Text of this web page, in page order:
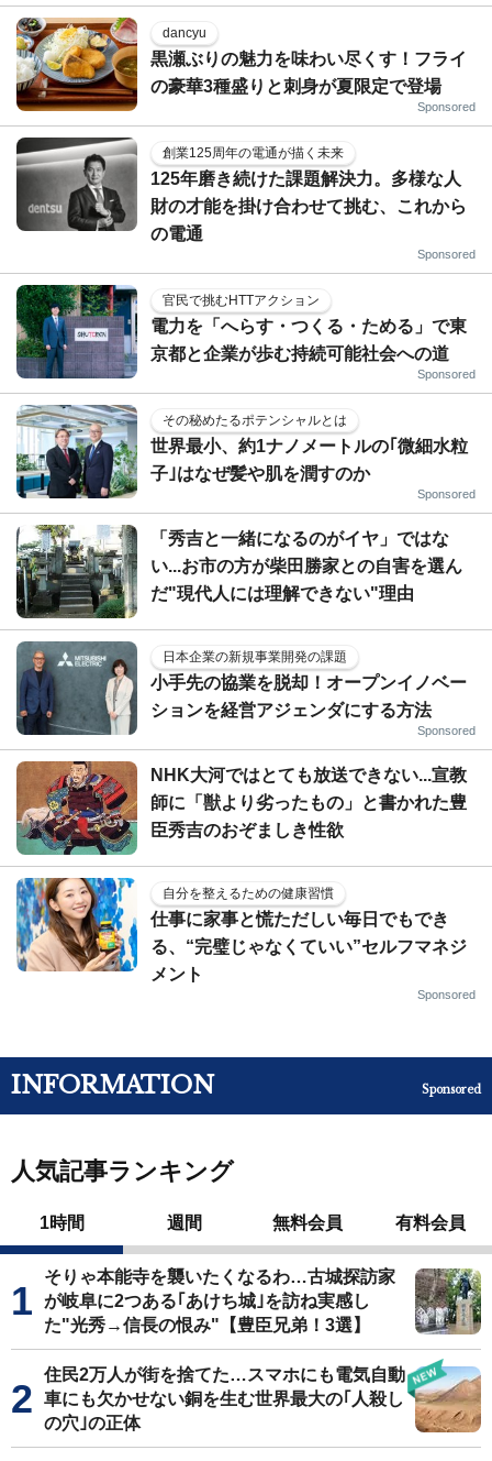
dancyu
黒瀬ぶりの魅力を味わい尽くす！フライ
の豪華3種盛りと刺身が夏限定で登場
Sponsored
創業125周年の電通が描く未来
125年磨き続けた課題解決力。多様な人
財の才能を掛け合わせて挑む、これから
の電通
Sponsored
官民で挑むHTTアクション
電力を「へらす・つくる・ためる」で東
京都と企業が歩む持続可能社会への道
Sponsored
その秘めたるポテンシャルとは
世界最小、約1ナノメートルの｢微細水粒
子｣はなぜ髪や肌を潤すのか
Sponsored
「秀吉と一緒になるのがイヤ」ではな
い...お市の方が柴田勝家との自害を選ん
だ"現代人には理解できない"理由
日本企業の新規事業開発の課題
小手先の協業を脱却！オープンイノベー
ションを経営アジェンダにする方法
Sponsored
NHK大河ではとても放送できない...宣教
師に「獣より劣ったもの」と書かれた豊
臣秀吉のおぞましき性欲
自分を整えるための健康習慣
仕事に家事と慌ただしい毎日でもでき
る、“完璧じゃなくていい”セルフマネジ
メント
Sponsored
INFORMATION Sponsored
人気記事ランキング
1時間 週間 無料会員 有料会員
そりゃ本能寺を襲いたくなるわ…古城探訪家
が岐阜に2つある｢あけち城｣を訪ね実感し
た"光秀→信長の恨み"【豊臣兄弟！3選】
住民2万人が街を捨てた…スマホにも電気自動
車にも欠かせない銅を生む世界最大の｢人殺し
の穴｣の正体